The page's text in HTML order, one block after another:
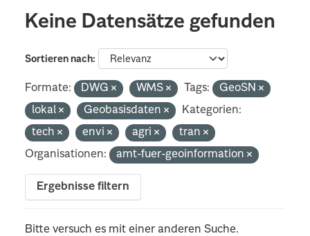
Keine Datensätze gefunden
Sortieren nach
Formate: DWG WMS Tags:
GeoSN
lokal
Geobasisdaten
Kategorien:
tech
envi agri
tran
Organisationen:
amt-fuer-geoinformation
Ergebnisse filtern
Bitte versuch es mit einer anderen Suche.